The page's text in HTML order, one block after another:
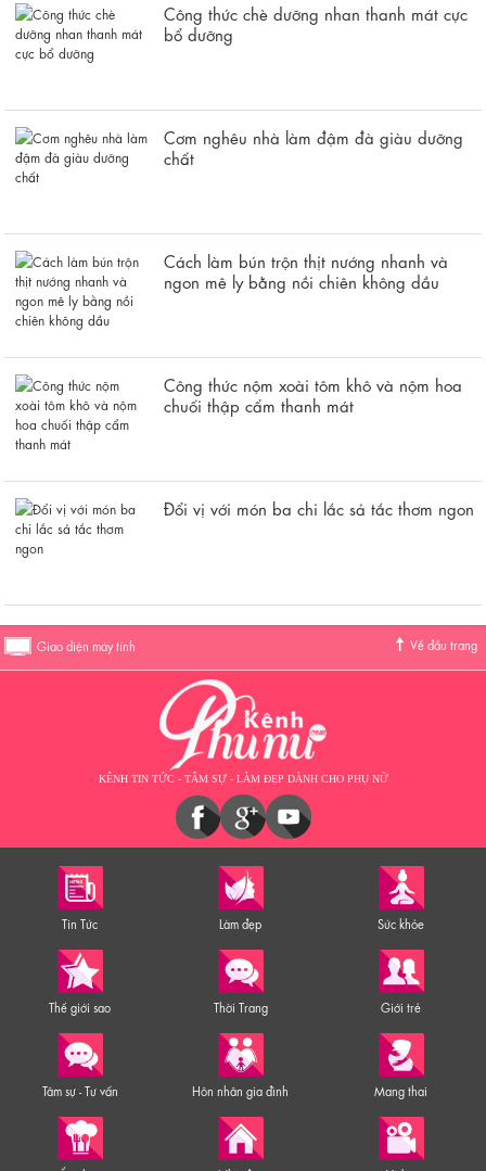
Công thức chè dưỡng nhan thanh mát cực
bổ dưỡng
Cơm nghêu nhà làm đậm đà giàu dưỡng
chất
Cách làm bún trộn thịt nướng nhanh và
ngon mê ly bằng nồi chiên không dầu
Công thức nộm xoài tôm khô và nộm hoa
chuối thập cẩm thanh mát
Đổi vị với món ba chi lắc sả tắc thơm ngon
Giao diện máy tính Về đầu trang
KÊNH TIN TỨC - TÂM SỰ - LÀM ĐẸP DÀNH CHO PHỤ NỮ
Tin Tức Làm đẹp Sức khỏe
Thế giới sao Thời Trang Giới trẻ
Tâm sự - Tư vấn Hôn nhân gia đình Mang thai